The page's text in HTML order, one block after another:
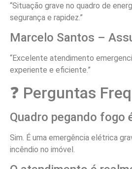
“Situação grave no quadro de
segurança e rapidez.”
Marcelo Santos –
“Excelente atendimento
experiente e eficiente.”
❓ Perguntas
Quadro pegando fogo
Sim. É uma emergência elétrica
incêndio no imóvel.